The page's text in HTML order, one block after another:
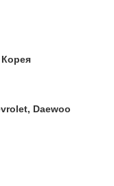
Корея
Daewoo